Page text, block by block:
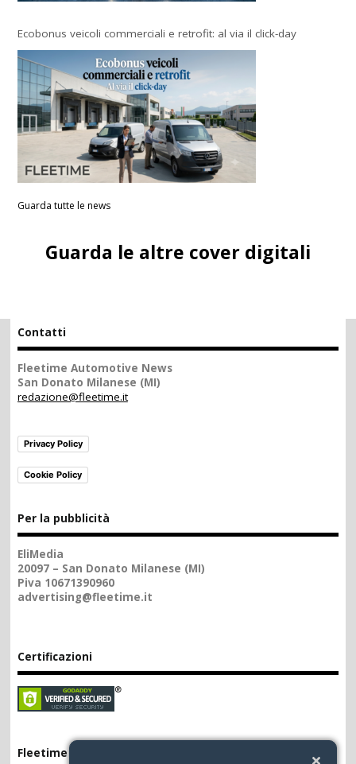
Ecobonus veicoli commerciali e retrofit: al via il click-day
Guarda tutte le news
Guarda le altre cover digitali
Contatti
Fleetime Automotive News
San Donato Milanese (MI)
redazione@fleetime.it
Privacy Policy
Cookie Policy
Per la pubblicità
EliMedia
20097 – San Donato Milanese (MI)
Piva 10671390960
advertising@fleetime.it
Certificazioni
Fleetime App